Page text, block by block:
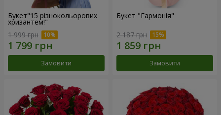
Букет"15 різнокольорових
хризантем!"
1 999 грн
Замовити
Букет "Гармонія"
2 187 грн
Замовити